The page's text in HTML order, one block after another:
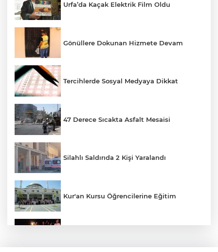
Urfa’da Kaçak Elektrik Film Oldu
Gönüllere Dokunan Hizmete Devam
Tercihlerde Sosyal Medyaya Dikkat
47 Derece Sıcakta Asfalt Mesaisi
Silahlı Saldırıda 2 Kişi Yaralandı
Kur'an Kursu Öğrencilerine Eğitim